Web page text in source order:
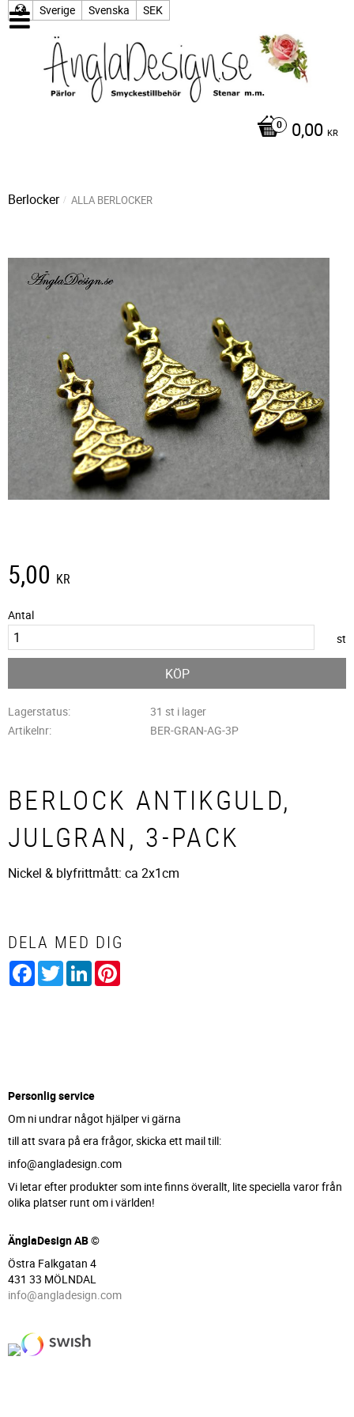
Sverige Svenska SEK
0,00 KR
Berlocker ALLA BERLOCKER
5,00 KR
Antal
st
KÖP
Lagerstatus
31 st i lager
Artikelnr
BER-GRAN-AG-3P
BERLOCK ANTIKGULD,
JULGRAN, 3-PACK
Nickel & blyfrittmått: ca 2x1cm
DELA MED DIG
Facebook
TwitterLinkedIn
Personlig service
Om ni undrar något hjälper vi gärna
till att svara på era frågor, skicka ett mail till:
info@angladesign.com
Vi letar efter produkter som inte finns överallt, lite speciella varor från
olika platser runt om i världen!
ÄnglaDesign AB ©
Östra Falkgatan 4
431 33 MÖLNDAL
info@angladesign.com